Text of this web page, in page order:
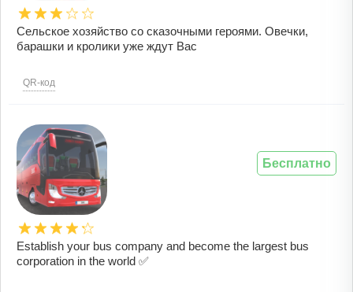
Сельское хозяйство со сказочными героями. Овечки,
барашки и кролики уже ждут Вас
QR-код
Establish your bus company and become the largest bus
corporation in the world ✅
Бесплатно